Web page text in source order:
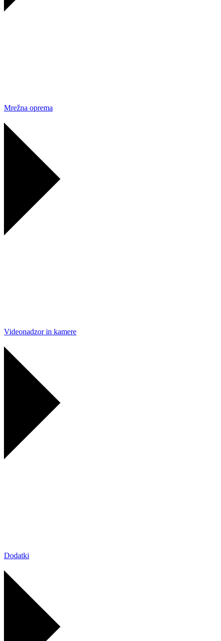
Mrežna oprema
Videonadzor in kamere
Dodatki